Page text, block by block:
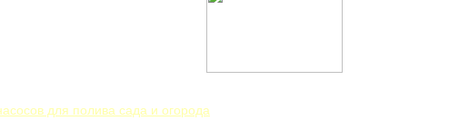
для полива сада и огорода